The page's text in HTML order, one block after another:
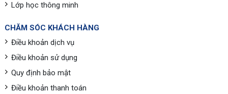
Lớp học thông minh
CHĂM SÓC KHÁCH HÀNG
Điều khoản dịch vụ
Điều khoản sử dụng
Quy định bảo mật
Điều khoản thanh toán